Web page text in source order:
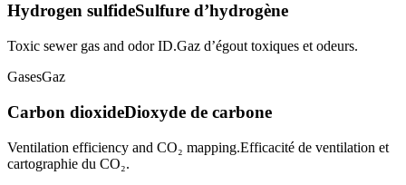
Hydrogen sulfideSulfure d’hydrogène
Toxic sewer gas and odor ID.Gaz d’égout toxiques et odeurs.
GasesGaz
Carbon dioxideDioxyde de carbone
Ventilation efficiency and CO₂ mapping.Efficacité de ventilation et
cartographie du CO₂.